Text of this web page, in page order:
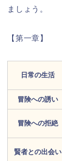
ましょう。
【第一章】
日常の生活
冒険への誘い
冒険への拒絶
賢者との出会い